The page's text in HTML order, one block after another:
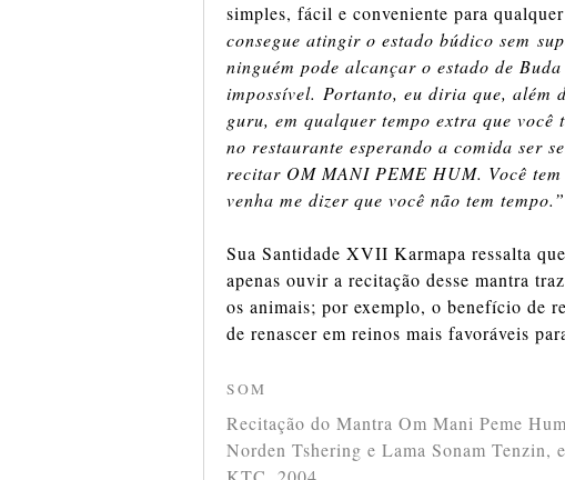
simples, fácil e conveniente para
consegue atingir o estado búdico sem
ninguém pode alcançar o estado de
impossível. Portanto, eu diria que, além
guru, em qualquer tempo extra que
no restaurante esperando a comida ser
recitar OM MANI PEME HUM. Você tem
venha me dizer que você não tem
Sua Santidade XVII Karmapa ressalta
apenas ouvir a recitação desse mantra
os animais; por exemplo, o benefício de
de renascer em reinos mais favoráveis
SOM
Recitação do Mantra Om Mani Peme
Norden Tshering e Lama Sonam Tenzin,